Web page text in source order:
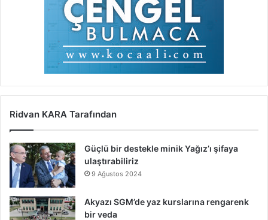
Ridvan KARA Tarafından
Güçlü bir destekle minik Yağız’ı şifaya
ulaştırabiliriz
9 Ağustos 2024
Akyazı SGM’de yaz kurslarına rengarenk
bir veda